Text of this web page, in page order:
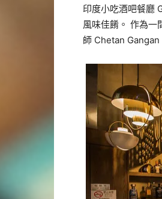
印度小吃酒吧餐廳
風味佳餚。 作為一
師 Chetan Gangan